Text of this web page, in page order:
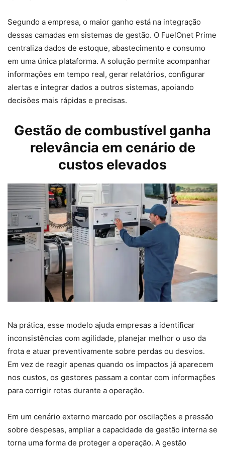
Segundo a empresa, o maior ganho está na integração
dessas camadas em sistemas de gestão. O FuelOnet Prime
centraliza dados de estoque, abastecimento e consumo
em uma única plataforma. A solução permite acompanhar
informações em tempo real, gerar relatórios, configurar
alertas e integrar dados a outros sistemas, apoiando
decisões mais rápidas e precisas.
Gestão de combustível ganha
relevância em cenário de
custos elevados
Na prática, esse modelo ajuda empresas a identificar
inconsistências com agilidade, planejar melhor o uso da
frota e atuar preventivamente sobre perdas ou desvios.
Em vez de reagir apenas quando os impactos já aparecem
nos custos, os gestores passam a contar com informações
para corrigir rotas durante a operação.
Em um cenário externo marcado por oscilações e pressão
sobre despesas, ampliar a capacidade de gestão interna se
torna uma forma de proteger a operação. A gestão